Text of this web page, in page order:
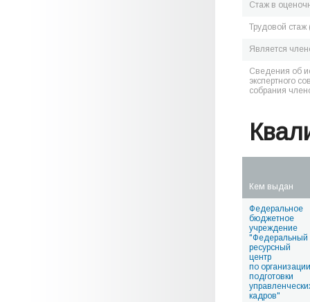
Стаж в
Трудовой стаж
Является
Сведения об
экспертного
собрания
Кем выдан
Федеральное
бюджетное
учреждение
"Федеральный
ресурсный
центр
по организации
подготовки
кадров"